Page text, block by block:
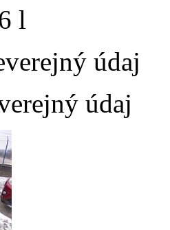
l
údaj
údaj